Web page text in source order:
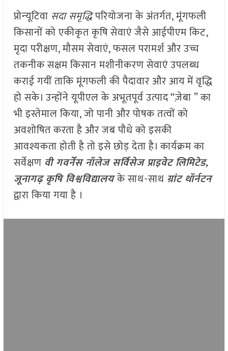
प्रोन्‍यूटिवा सदा समृद्धिपरियोजना के अंतर्गत, मूंगफली
किसानों को एकीकृत कृषि सेवाएं जैसे आईपीएम किट,
मृदा परीक्षण, मौसम सेवाएं, फसल परामर्श और उच्च
तकनीक सक्षम किसान मशीनीकरण सेवाएं उपलब्‍ध
कराई गयीं ताकि मूंगफली की पैदावार और आय में वृद्धि
हो सके। उन्होंने यूपीएल के अभूतपूर्व उत्पाद “ज़ेबा ” का
भी इस्तेमाल किया, जो पानी और पोषक तत्वों को
अवशोषित करता है और जब पौधे को इसकी
आवश्यकता होती है तो इसे छोड़ देता है। कार्यक्रम का
सर्वेक्षण वी गवर्नेंस नॉलेज सर्विसेज प्राइवेट लिमिटेड,
जूनागढ़ कृषि विश्वविद्यालयके साथ-साथ ग्रांट थॉर्नटन
द्वारा किया गया है ।